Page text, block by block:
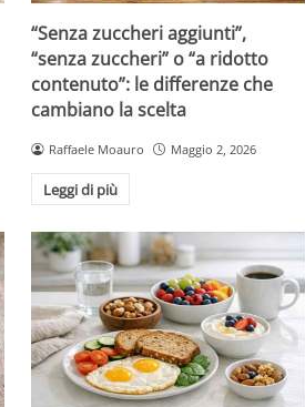
“Senza zuccheri aggiunti”,
“senza zuccheri” o “a ridotto
contenuto”: le differenze che
cambiano la scelta
Raffaele Moauro Maggio 2, 2026
Leggi di più